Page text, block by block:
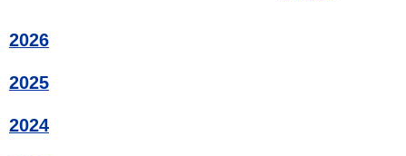
2026
2025
2024